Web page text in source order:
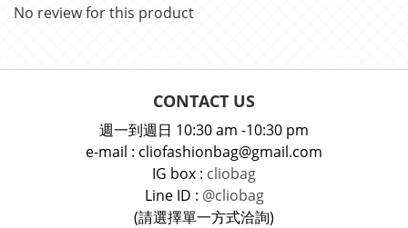
No review for this product
CONTACT US
週一到週日 10:30 am -10:30 pm
e-mail : cliofashionbag@gmail.com
IG box : cliobag
Line ID : @cliobag
(請選擇單一方式洽詢)